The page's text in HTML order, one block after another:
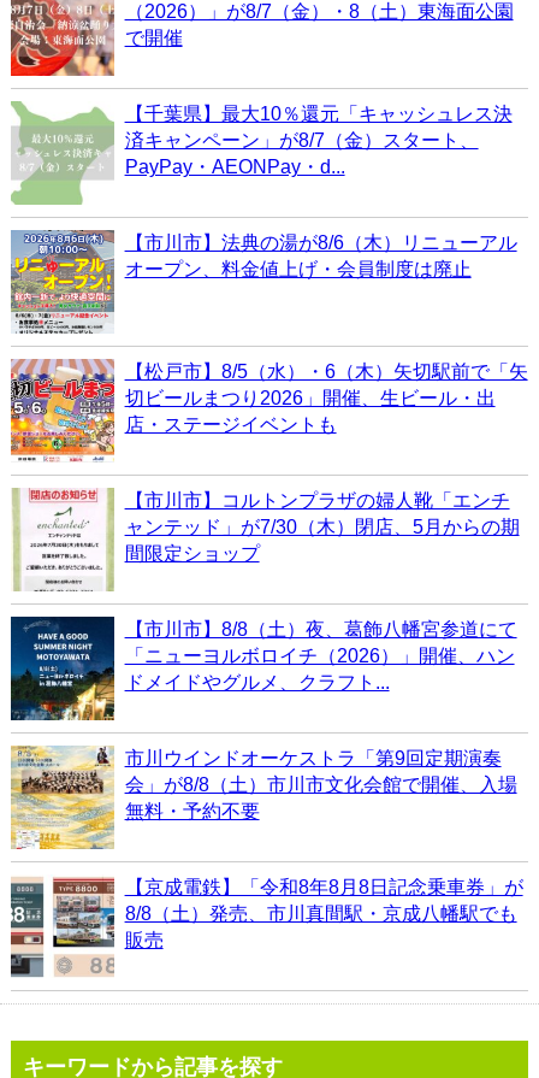
（2026）」が8/7（金）・8（土）東海面公園
で開催
【千葉県】最大10％還元「キャッシュレス決
済キャンペーン」が8/7（金）スタート、
PayPay・AEONPay・d...
【市川市】法典の湯が8/6（木）リニューアル
オープン、料金値上げ・会員制度は廃止
【松戸市】8/5（水）・6（木）矢切駅前で「矢
切ビールまつり2026」開催、生ビール・出
店・ステージイベントも
【市川市】コルトンプラザの婦人靴「エンチ
ャンテッド」が7/30（木）閉店、5月からの期
間限定ショップ
【市川市】8/8（土）夜、葛飾八幡宮参道にて
「ニューヨルボロイチ（2026）」開催、ハン
ドメイドやグルメ、クラフト...
市川ウインドオーケストラ「第9回定期演奏
会」が8/8（土）市川市文化会館で開催、入場
無料・予約不要
【京成電鉄】「令和8年8月8日記念乗車券」が
8/8（土）発売、市川真間駅・京成八幡駅でも
販売
キーワードから記事を探す